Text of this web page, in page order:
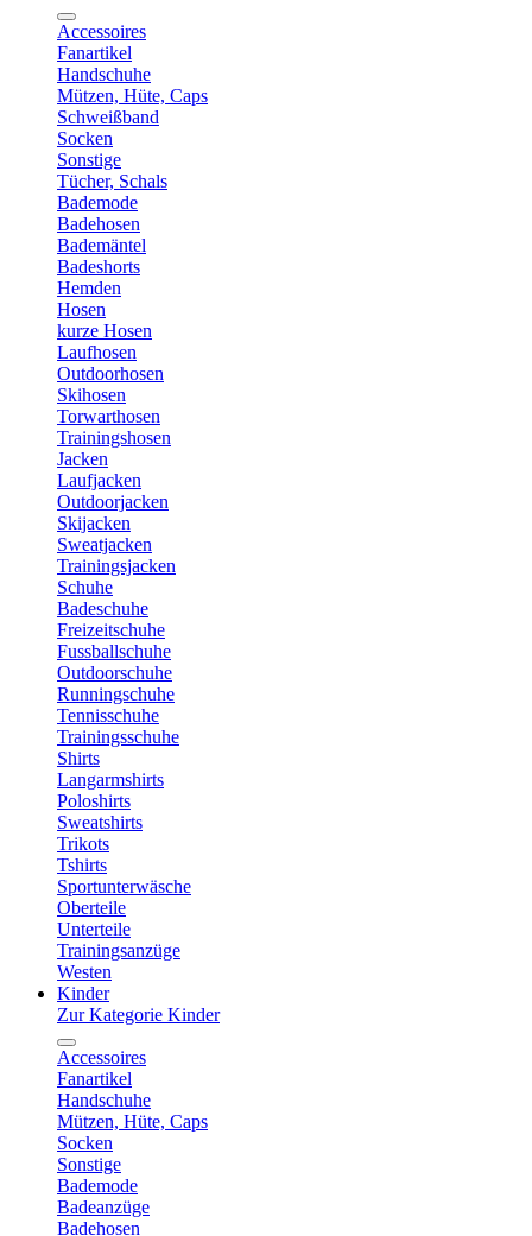
Accessoires
Fanartikel
Handschuhe
Mützen, Hüte, Caps
Schweißband
Socken
Sonstige
Tücher, Schals
Bademode
Badehosen
Bademäntel
Badeshorts
Hemden
Hosen
kurze Hosen
Laufhosen
Outdoorhosen
Skihosen
Torwarthosen
Trainingshosen
Jacken
Laufjacken
Outdoorjacken
Skijacken
Sweatjacken
Trainingsjacken
Schuhe
Badeschuhe
Freizeitschuhe
Fussballschuhe
Outdoorschuhe
Runningschuhe
Tennisschuhe
Trainingsschuhe
Shirts
Langarmshirts
Poloshirts
Sweatshirts
Trikots
Tshirts
Sportunterwäsche
Oberteile
Unterteile
Trainingsanzüge
Westen
Kinder
Zur Kategorie Kinder
Accessoires
Fanartikel
Handschuhe
Mützen, Hüte, Caps
Socken
Sonstige
Bademode
Badeanzüge
Badehosen